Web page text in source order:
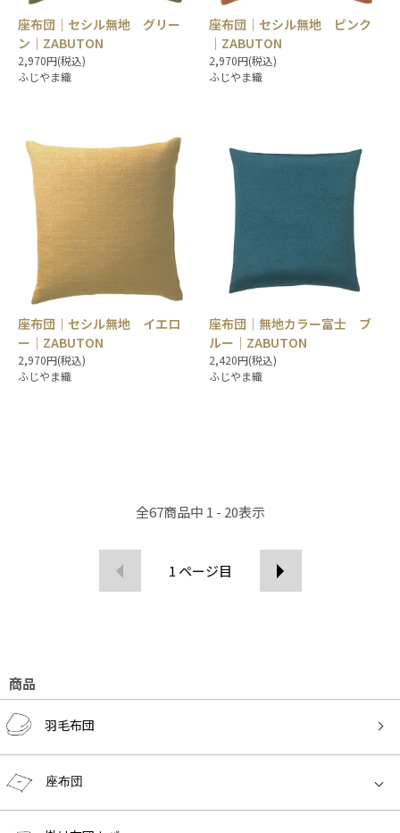
座布団｜セシル無地 グリー
ン｜ZABUTON
2,970円(税込)
ふじやま織
座布団｜セシル無地 ピンク
｜ZABUTON
2,970円(税込)
ふじやま織
座布団｜セシル無地 イエロ
ー｜ZABUTON
2,970円(税込)
ふじやま織
座布団｜無地カラー富士 ブ
ルー｜ZABUTON
2,420円(税込)
ふじやま織
全67商品中 1 - 20表示
1 ページ目
商品
羽毛布団
座布団